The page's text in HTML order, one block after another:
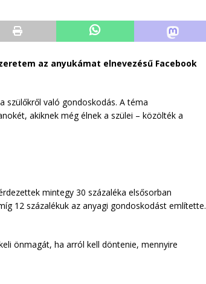
az anyukámat elnevezésű Facebook
szülőkről való gondoskodás. A téma
akiknek még élnek a szülei – közölték a
mintegy 30 százaléka elsősorban
12 százalékuk az anyagi gondoskodást említette.
önmagát, ha arról kell döntenie, mennyire